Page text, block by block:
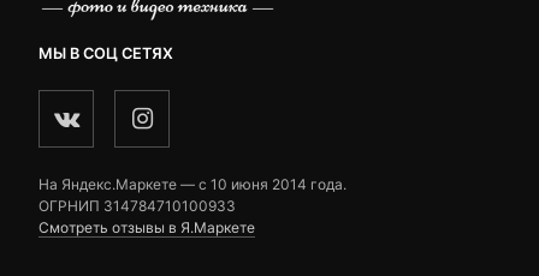
МЫ В СОЦ СЕТЯХ
На Яндекс.Маркете — c 10 июня 2014 года.
ОГРНИП 314784710100933
Смотреть отзывы в Я.Маркете